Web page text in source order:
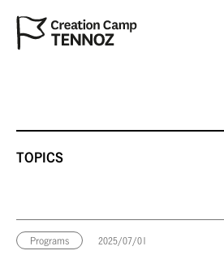
TOPICS
Programs 2025/07/01